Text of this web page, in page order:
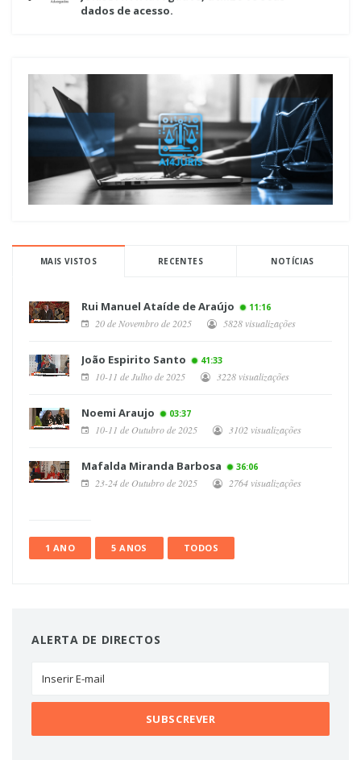
dados de acesso.
MAIS VISTOS RECENTES NOTÍCIAS
Rui Manuel Ataíde de Araújo 11:16
20 de Novembro de 2025 5828 visualizações
João Espirito Santo 41:33
10-11 de Julho de 2025 3228 visualizações
Noemi Araujo 03:37
10-11 de Outubro de 2025 3102 visualizações
Mafalda Miranda Barbosa 36:06
23-24 de Outubro de 2025 2764 visualizações
1 ANO 5 ANOS TODOS
ALERTA DE DIRECTOS